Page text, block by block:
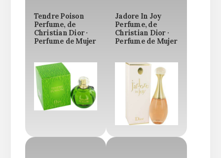
Tendre Poison
Perfume, de
Christian Dior ·
Perfume de Mujer
Jadore In Joy
Perfume, de
Christian Dior ·
Perfume de Mujer